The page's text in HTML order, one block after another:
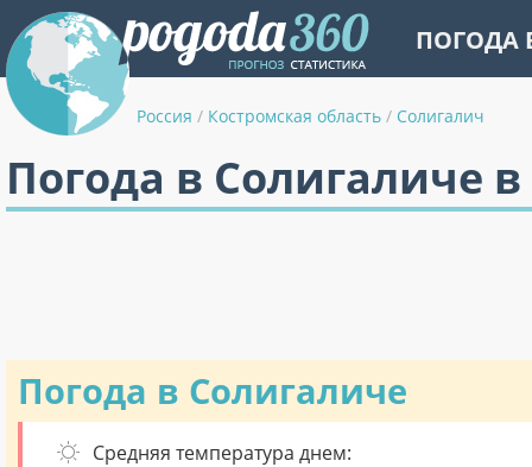
ПОГОДА
Россия / Костромская область / Солигалич
Погода в Солигаличе в
Погода в Солигаличе
Средняя температура днем: